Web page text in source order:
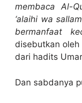
membaca Al-
‘alaihi wa
bermanfaat
disebutkan oleh
dari hadits
Dan sabdanya